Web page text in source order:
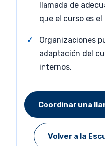
llamada de
que el curso es
Organizaciones
adaptación del
internos.
Coordinar una
Volver a la